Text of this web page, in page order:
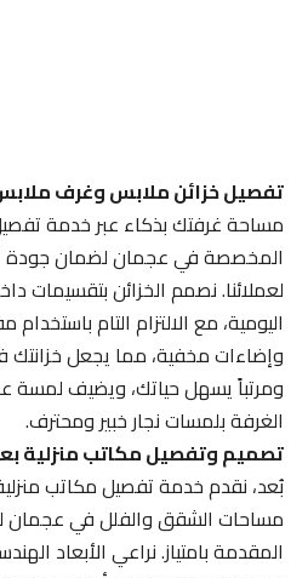
تفصيل خزائن ملابس وغرف ملابس
مساحة غرفتك بذكاء عبر خدمة تفصيل
المخصصة في عجمان لضمان جودة
لعملائنا. نصمم الخزائن بتقسيمات
اليومية، مع الالتزام التام باستخدام
وإضاءات مخفية، مما يجعل خزانتك في
ومرتباً يسهل حياتك، ويضيف لمسة
الغرفة بلمسات نجار خبير ومحترف.
تصميم وتفصيل مكاتب منزلية
بُعد، نقدم خدمة تفصيل مكاتب منزلية
مساحات الشقق والفلل في عجمان
المقدمة بامتياز. نراعي الأبعاد